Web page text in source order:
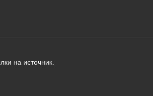
на источник.